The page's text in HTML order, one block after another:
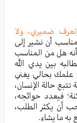
ضميري، ولا
أن نشير إلى
هل من المناسب
بين يدي الله
علمك بحالي يغني
حالة الإنسان،
فيعدد حوائجه،
أن يكثر الطلب،
به ما يشاء.